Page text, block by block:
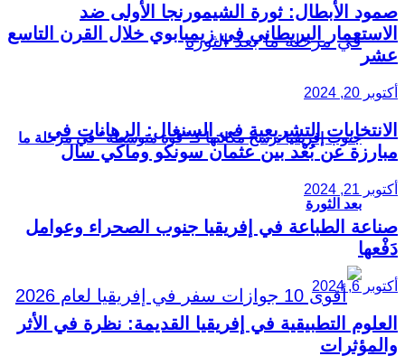
جنوب إفريقيا ترسخ مكانتها كـ”قوة متوسطة” في مرحلة ما
بعد الثورة
صمود الأبطال: ثورة الشيمورنجا الأولى ضد
الاستعمار البريطاني في زيمبابوي خلال القرن التاسع
عشر
أكتوبر 20, 2024
الانتخابات التشريعية في السنغال: الرهانات في
مبارزة عن بُعْد بين عثمان سونكو وماكي سال
أكتوبر 21, 2024
صناعة الطباعة في إفريقيا جنوب الصحراء وعوامل
دَفْعها
أكتوبر 6, 2024
العلوم التطبيقية في إفريقيا القديمة: نظرة في الأثر
والمؤثرات